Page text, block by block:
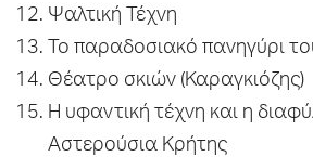
Ψαλτική Τέχνη
Το παραδοσιακό πανηγύρι
Θέατρο σκιών (Καραγκιόζης)
Η υφαντική τέχνη και η
Αστερούσια Κρήτης